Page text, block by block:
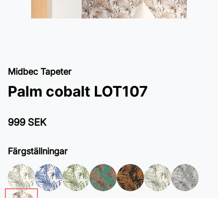
Midbec Tapeter
Palm cobalt LOT107
999 SEK
Färgställningar